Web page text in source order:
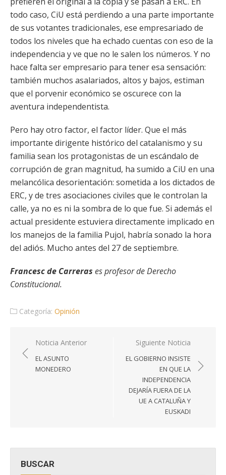
todo caso, CiU está perdiendo a una parte importante
de sus votantes tradicionales, ese empresariado de
todos los niveles que ha echado cuentas con eso de la
independencia y ve que no le salen los números. Y no
hace falta ser empresario para tener esa sensación:
también muchos asalariados, altos y bajos, estiman
que el porvenir económico se oscurece con la
aventura independentista.
Pero hay otro factor, el factor líder. Que el más
importante dirigente histórico del catalanismo y su
familia sean los protagonistas de un escándalo de
corrupción de gran magnitud, ha sumido a CiU en una
melancólica desorientación: sometida a los dictados de
ERC, y de tres asociaciones civiles que le controlan la
calle, ya no es ni la sombra de lo que fue. Si además el
actual presidente estuviera directamente implicado en
los manejos de la familia Pujol, habría sonado la hora
del adiós. Mucho antes del 27 de septiembre.
Francesc de Carreras es profesor de Derecho
Constitucional.
Categoría: Opinión
Navegación
de
entradas
Noticia Anterior
EL ASUNTO
MONEDERO
Siguiente Noticia
EL GOBIERNO INSISTE
EN QUE LA
INDEPENDENCIA
DEJARÍA FUERA DE LA
UE A CATALUÑA Y
EUSKADI
BUSCAR